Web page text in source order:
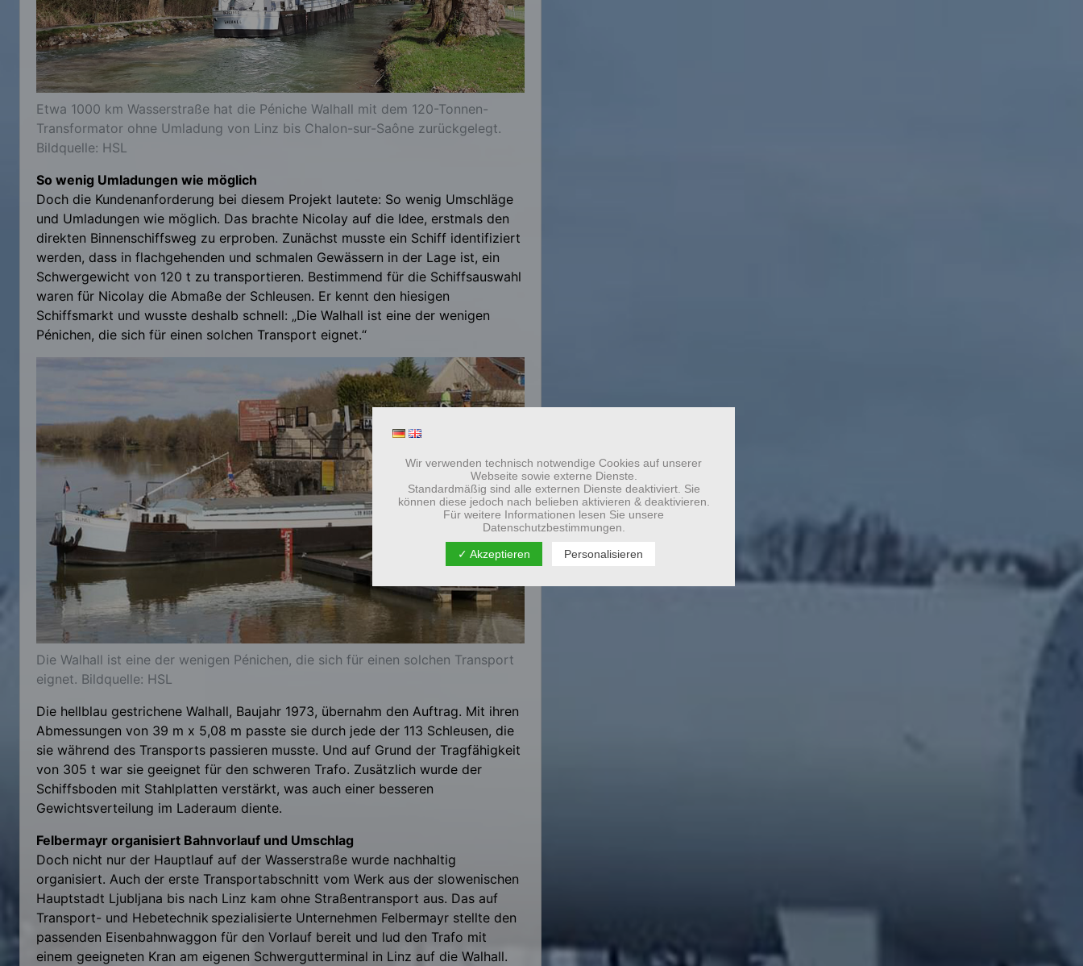
Etwa 1000 km Wasserstraße hat die Péniche Walhall mit dem 120-Tonnen-
Transformator ohne Umladung von Linz bis Chalon-sur-Saône zurückgelegt.
Bildquelle: HSL
So wenig Umladungen wie möglich
Doch die Kundenanforderung bei diesem Projekt lautete: So wenig Umschläge
und Umladungen wie möglich. Das brachte Nicolay auf die Idee, erstmals den
direkten Binnenschiffsweg zu erproben. Zunächst musste ein Schiff identifiziert
werden, dass in flachgehenden und schmalen Gewässern in der Lage ist, ein
Schwergewicht von 120 t zu transportieren. Bestimmend für die Schiffsauswahl
waren für Nicolay die Abmaße der Schleusen. Er kennt den hiesigen
Schiffsmarkt und wusste deshalb schnell: „Die Walhall ist eine der wenigen
Pénichen, die sich für einen solchen Transport eignet.“
Die Walhall ist eine der wenigen Pénichen, die sich für einen solchen Transport
eignet. Bildquelle: HSL
Die hellblau gestrichene Walhall, Baujahr 1973, übernahm den Auftrag. Mit ihren
Abmessungen von 39 m x 5,08 m passte sie durch jede der 113 Schleusen, die
sie während des Transports passieren musste. Und auf Grund der Tragfähigkeit
von 305 t war sie geeignet für den schweren Trafo. Zusätzlich wurde der
Schiffsboden mit Stahlplatten verstärkt, was auch einer besseren
Gewichtsverteilung im Laderaum diente.
Felbermayr organisiert Bahnvorlauf und Umschlag
Doch nicht nur der Hauptlauf auf der Wasserstraße wurde nachhaltig
organisiert. Auch der erste Transportabschnitt vom Werk aus der slowenischen
Hauptstadt Ljubljana bis nach Linz kam ohne Straßentransport aus. Das auf
Transport- und Hebetechnik spezialisierte Unternehmen Felbermayr stellte den
passenden Eisenbahnwaggon für den Vorlauf bereit und lud den Trafo mit
einem geeigneten Kran am eigenen Schwergutterminal in Linz auf die Walhall.
Wir verwenden technisch notwendige Cookies auf unserer
Webseite sowie externe Dienste.
Standardmäßig sind alle externen Dienste deaktiviert. Sie
können diese jedoch nach belieben aktivieren & deaktivieren.
Für weitere Informationen lesen Sie unsere
Datenschutzbestimmungen.
✓ Akzeptieren Personalisieren